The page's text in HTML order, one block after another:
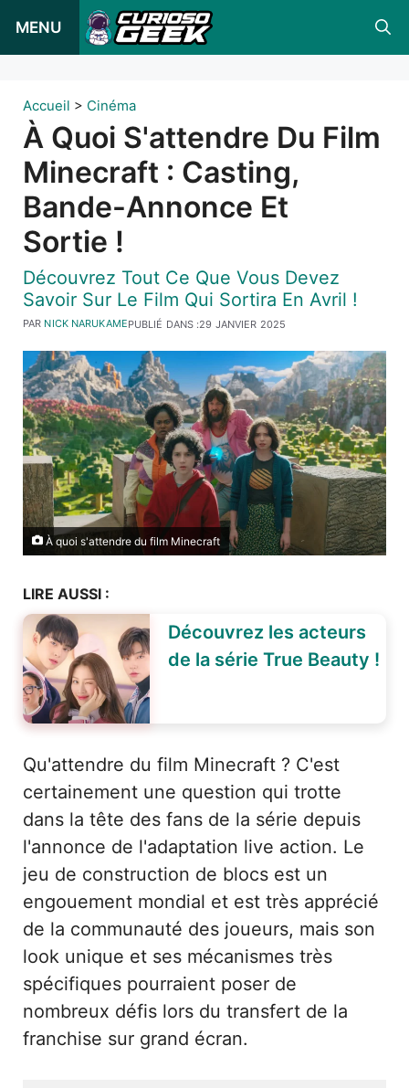
MENU
Accueil > Cinéma
À Quoi S'attendre Du Film
Minecraft : Casting,
Bande-Annonce Et
Sortie !
Découvrez Tout Ce Que Vous Devez
Savoir Sur Le Film Qui Sortira En Avril !
PUBLIÉ DANS :29 JANVIER 2025
PAR NICK NARUKAME
À quoi s'attendre du film Minecraft
LIRE AUSSI :
Découvrez les acteurs
de la série True Beauty !
Qu'attendre du film Minecraft ? C'est
certainement une question qui trotte
dans la tête des fans de la série depuis
l'annonce de l'adaptation live action. Le
jeu de construction de blocs est un
engouement mondial et est très apprécié
de la communauté des joueurs, mais son
look unique et ses mécanismes très
spécifiques pourraient poser de
nombreux défis lors du transfert de la
franchise sur grand écran.